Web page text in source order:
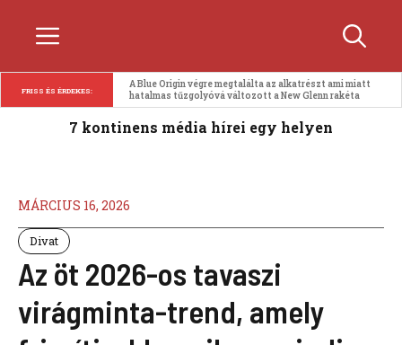
Menü
FRISS ÉS ÉRDEKES:
A Blue Origin végre megtalálta az alkatrészt ami miatt
hatalmas tűzgolyóvá változott a New Glenn rakéta
7 kontinens média hírei egy helyen
MÁRCIUS 16, 2026
Divat
Az öt 2026-os tavaszi
virágminta-trend, amely